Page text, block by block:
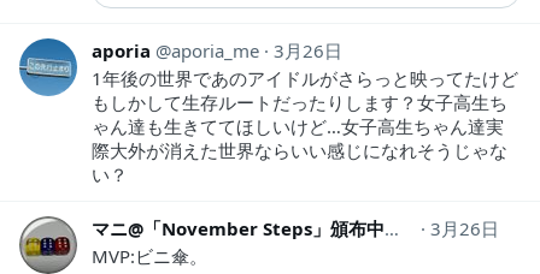
aporia aporia_me 3月26日
1年後の世界であのアイドルがさらっと映ってたけど
もしかして生存ルートだったりします？女子高生ち
ゃん達も生きててほしいけど…女子高生ちゃん達実
際大外が消えた世界ならいい感じになれそうじゃな
い？
マニ@「November Steps」頒布中！ Magnificat_16
3月26日
MVP:ビニ傘。